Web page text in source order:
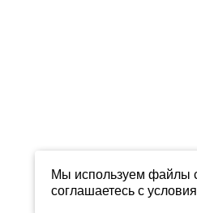
Мы используем файлы
соглашаетесь с